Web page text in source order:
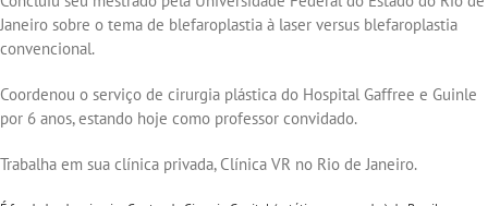
Janeiro sobre o tema de blefaroplastia à laser versus blefaroplastia
convencional.
Coordenou o serviço de cirurgia plástica do Hospital Gaffree e Guinle
por 6 anos, estando hoje como professor convidado.
Trabalha em sua clínica privada, Clínica VR no Rio de Janeiro.